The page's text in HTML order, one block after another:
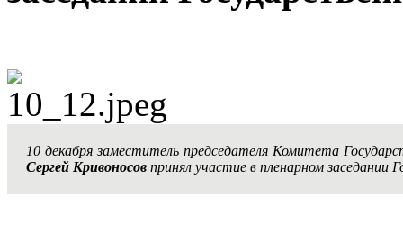
10 декабря заместитель председателя Комитета
Сергей Кривоносов принял участие в пленарном заседании